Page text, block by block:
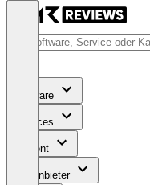
Software
Services
Content
Für Anbieter